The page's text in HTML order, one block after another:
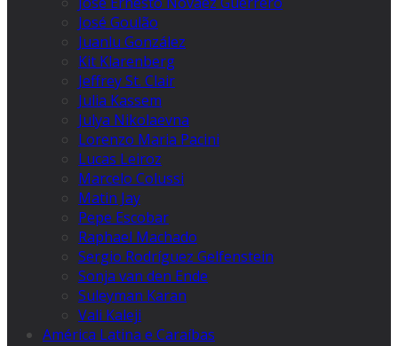
José Goulão
Juanlu González
Kit Klarenberg
Jeffrey St. Clair
Julia Kassem
Julya Nikolaevna
Lorenzo Maria Pacini
Lucas Leiroz
Marcelo Colussi
Matin Jay
Pepe Escobar
Raphael Machado
Sergio Rodríguez Gelfenstein
Sonja van den Ende
Suleyman Karan
Vali Kaleji
América Latina e Caraíbas